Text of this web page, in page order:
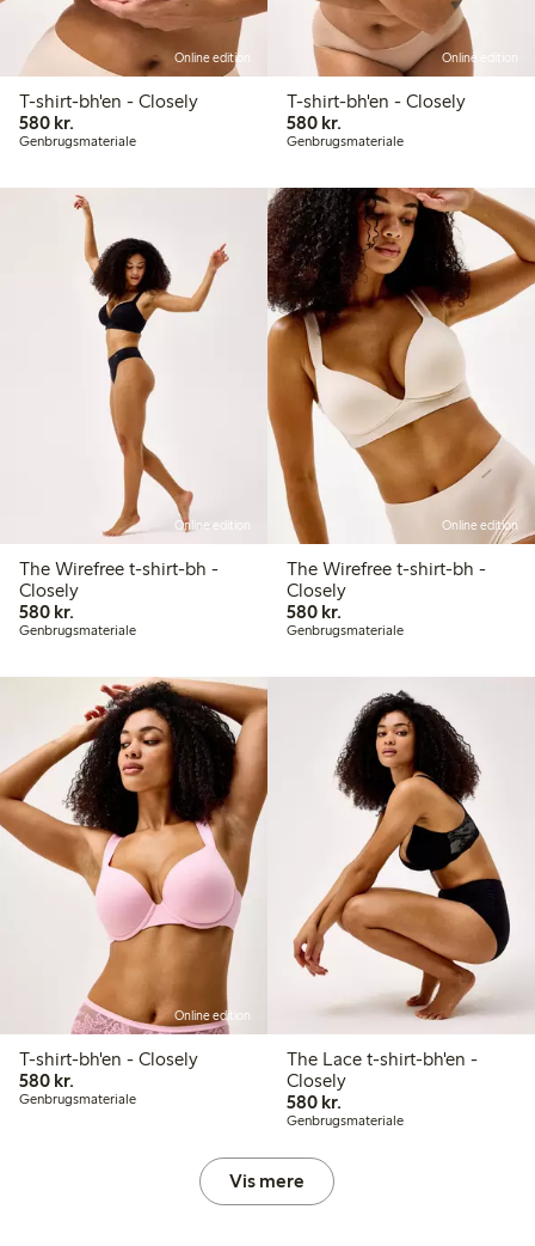
Online edition
T-shirt-bh'en - Closely
580 kr.
Genbrugsmateriale
Online edition
T-shirt-bh'en - Closely
580 kr.
Genbrugsmateriale
Online edition
The Wirefree t-shirt-bh -
Closely
580 kr.
Genbrugsmateriale
Online edition
The Wirefree t-shirt-bh -
Closely
580 kr.580,00 kr.
Genbrugsmateriale
Online edition
T-shirt-bh'en - Closely
580 kr.
Genbrugsmateriale
The Lace t-shirt-bh'en -
Closely
580 kr.580,00 kr.
Genbrugsmateriale
Vis mere